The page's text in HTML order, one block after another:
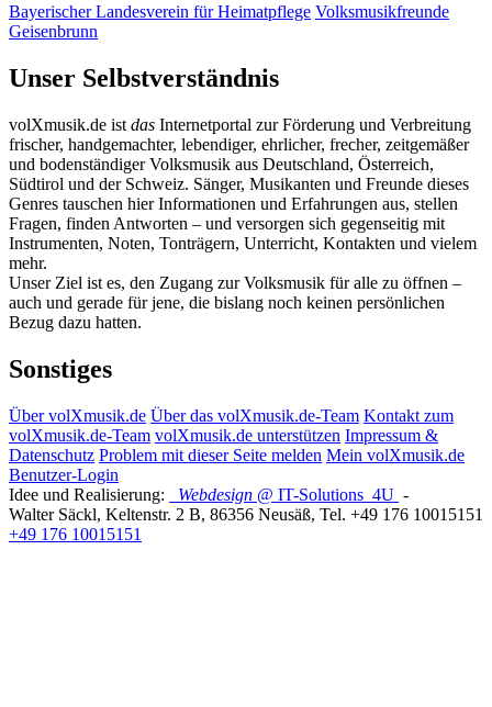
Bayerischer Landesverein für Heimatpflege Volksmusikfreunde
Geisenbrunn
Unser Selbstverständnis
volXmusik.de ist das Internetportal zur Förderung und Verbreitung
frischer, handgemachter, lebendiger, ehrlicher, frecher, zeitgemäßer
und bodenständiger Volksmusik aus Deutschland, Österreich,
Südtirol und der Schweiz. Sänger, Musikanten und Freunde dieses
Genres tauschen hier Informationen und Erfahrungen aus, stellen
Fragen, finden Antworten – und versorgen sich gegenseitig mit
Instrumenten, Noten, Tonträgern, Unterricht, Kontakten und vielem
mehr.
Unser Ziel ist es, den Zugang zur Volksmusik für alle zu öffnen –
auch und gerade für jene, die bislang noch keinen persönlichen
Bezug dazu hatten.
Sonstiges
Über volXmusik.de Über das volXmusik.de-Team Kontakt zum
volXmusik.de-Team volXmusik.de unterstützen Impressum &
Datenschutz Problem mit dieser Seite melden Mein volXmusik.de
Benutzer-Login
Idee und Realisierung:
Webdesign @ IT-Solutions 4U -
Walter Säckl, Keltenstr. 2 B, 86356 Neusäß, Tel. +49 176 10015151
+49 176 10015151